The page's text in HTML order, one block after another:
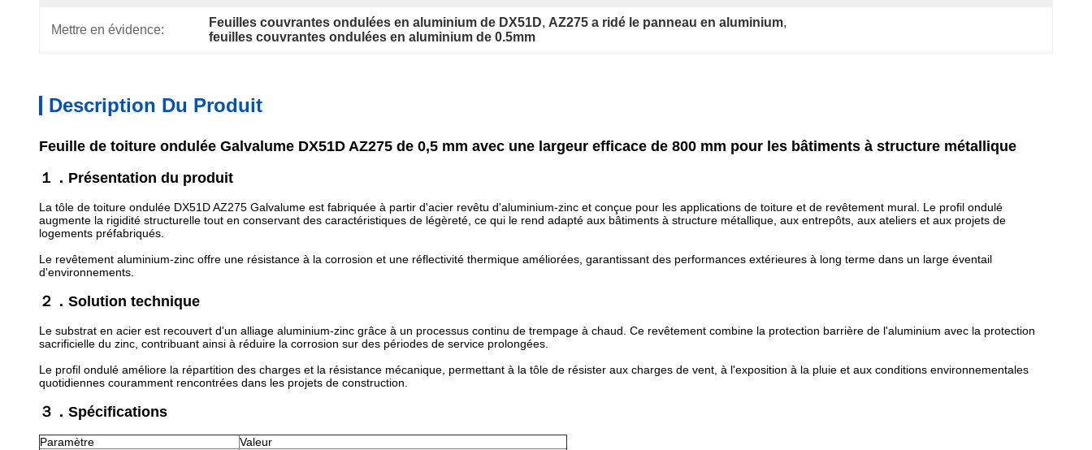
Mettre en évidence:
Feuilles couvrantes ondulées en aluminium de DX51D, AZ275 a ridé le panneau en aluminium,
feuilles couvrantes ondulées en aluminium de 0.5mm
Description Du Produit
Feuille de toiture ondulée Galvalume DX51D AZ275 de 0,5 mm avec une largeur efficace de 800 mm pour les bâtiments à structure métallique
１．Présentation du produit
La tôle de toiture ondulée DX51D AZ275 Galvalume est fabriquée à partir d'acier revêtu d'aluminium-zinc et conçue pour les applications de toiture et de revêtement mural. Le profil ondulé
augmente la rigidité structurelle tout en conservant des caractéristiques de légèreté, ce qui le rend adapté aux bâtiments à structure métallique, aux entrepôts, aux ateliers et aux projets de
logements préfabriqués.
Le revêtement aluminium-zinc offre une résistance à la corrosion et une réflectivité thermique améliorées, garantissant des performances extérieures à long terme dans un large éventail
d'environnements.
２．Solution technique
Le substrat en acier est recouvert d'un alliage aluminium-zinc grâce à un processus continu de trempage à chaud. Ce revêtement combine la protection barrière de l'aluminium avec la protection
sacrificielle du zinc, contribuant ainsi à réduire la corrosion sur des périodes de service prolongées.
Le profil ondulé améliore la répartition des charges et la résistance mécanique, permettant à la tôle de résister aux charges de vent, à l'exposition à la pluie et aux conditions environnementales
quotidiennes couramment rencontrées dans les projets de construction.
３．Spécifications
Paramètre
Valeur